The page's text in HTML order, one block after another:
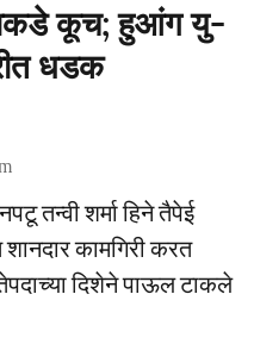
कूच; हुआंग यु-
धडक
तन्वी शर्मा हिने तैपेई
कामगिरी करत
दिशेने पाऊल टाकले